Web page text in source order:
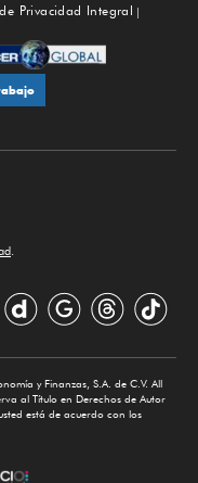
Privacidad Integral
.
y Finanzas, S.A. de C.V. All
al Título en Derechos de Autor
está de acuerdo con los